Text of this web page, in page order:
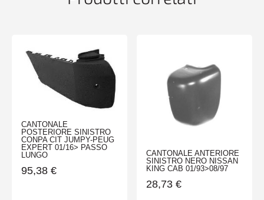
CANTONALE
POSTERIORE SINISTRO
CONPA CIT JUMPY-PEUG
EXPERT 01/16> PASSO
LUNGO
95,38 €
CANTONALE ANTERIORE
SINISTRO NERO NISSAN
KING CAB 01/93>08/97
28,73 €